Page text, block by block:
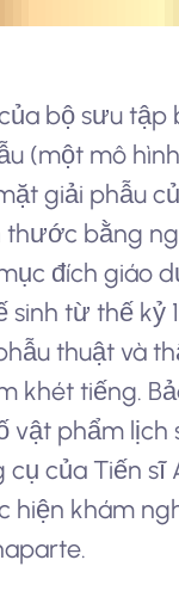
bộ sưu tập
(một mô
giải phẫu
thước bằng
đích giáo
sinh từ thế kỷ
thuật và
khét tiếng.
vật phẩm lịch
của Tiến sĩ
hiện khám